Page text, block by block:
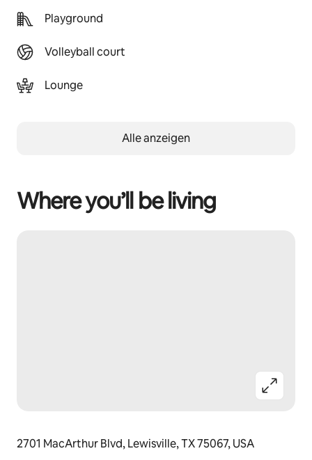
Playground
Volleyball court
Lounge
Alle anzeigen
Where you’ll be living
2701 MacArthur Blvd, Lewisville, TX 75067, USA